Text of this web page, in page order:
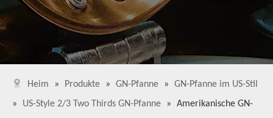
Heim » Produkte » GN-Pfanne »
GN-Pfanne im US-Stil
»
US-Style 2/3 Two Thirds GN-Pfanne »
Amerikanische GN-